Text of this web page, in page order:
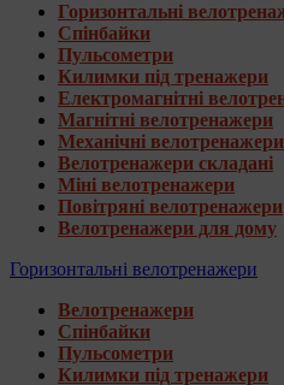
Горизонтальні
Спінбайки
Пульсометри
Килимки під тренажери
Електромагнітні
Магнітні велотренажери
Механічні велотренажери
Велотренажери складані
Міні велотренажери
Повітряні велотренажери
Велотренажери для дому
Горизонтальні велотренажери
Велотренажери
Спінбайки
Пульсометри
Килимки під тренажери